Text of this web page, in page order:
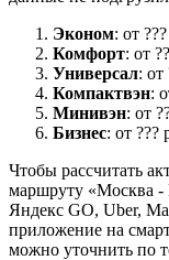
Эконом: от
Комфорт: от
Универсал: от
Компактвэн:
Минивэн: от
Бизнес: от ???
Чтобы рассчитать
маршруту «Москва -
Яндекс GO, Uber,
приложение на
можно уточнить по